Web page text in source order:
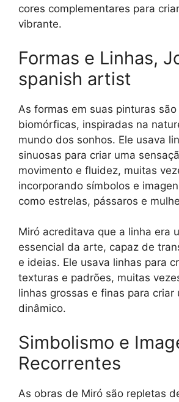
cores complementares para
vibrante.
Formas e Linhas,
spanish artist
As formas em suas pinturas
biomórficas, inspiradas na
mundo dos sonhos. Ele usava
sinuosas para criar uma
movimento e fluidez, muitas
incorporando símbolos e
como estrelas, pássaros e
Miró acreditava que a linha era
essencial da arte, capaz de
e ideias. Ele usava linhas para
texturas e padrões, muitas
linhas grossas e finas para criar
dinâmico.
Simbolismo e
Recorrentes
As obras de Miró são repletas